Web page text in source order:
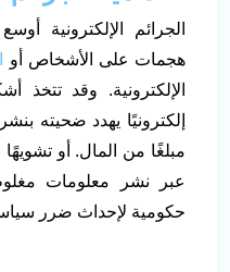
الجرائم الإلكترونية
هجمات على الأشخاص أو
الإلكترونية. وقد تتخذ
إلكترونيًا يهدد ضحيته
مبلغًا من المال. أو
عبر نشر معلومات
حكومية لإحداث ضرر